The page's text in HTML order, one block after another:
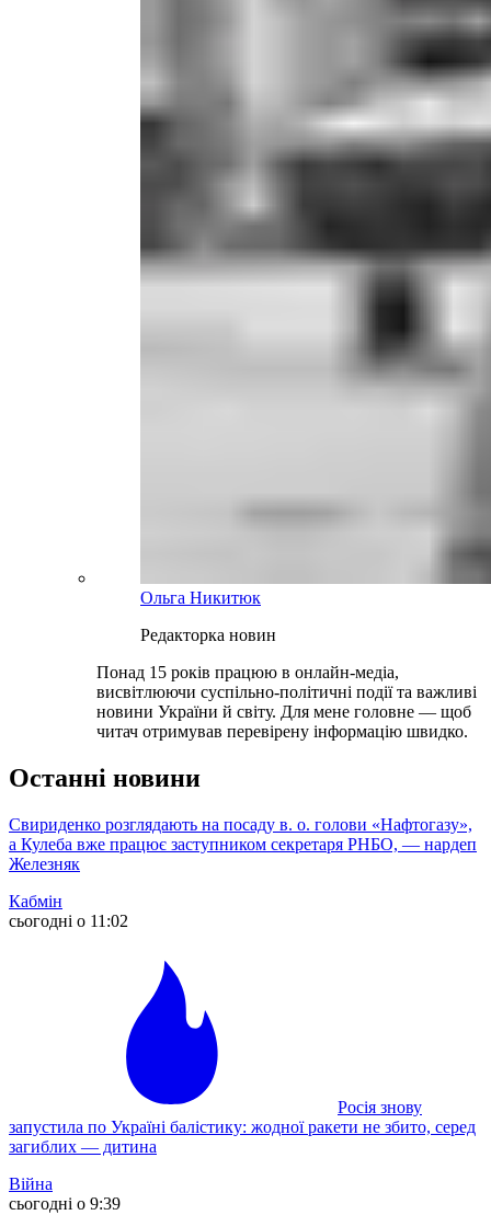
Ольга Никитюк
Редакторка новин
Понад 15 років працюю в онлайн-медіа,
висвітлюючи суспільно-політичні події та важливі
новини України й світу. Для мене головне — щоб
читач отримував перевірену інформацію швидко.
Останні новини
Свириденко розглядають на посаду в. о. голови «Нафтогазу»,
а Кулеба вже працює заступником секретаря РНБО, — нардеп
Железняк
Кабмін
сьогодні о 11:02
Росія знову
запустила по Україні балістику: жодної ракети не збито, серед
загиблих — дитина
Війна
сьогодні о 9:39